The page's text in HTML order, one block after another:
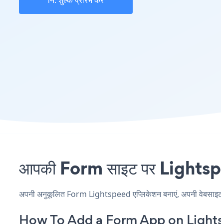
आपकी Form साइट पर
अपनी अनुकूलित Form Lightspeed एप्लिकेशन बनाएं, अपनी
How To Add a Form App on